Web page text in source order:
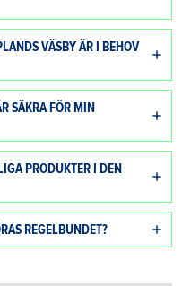
VÄSBY ÄR I BEHOV
SÄKRA FÖR MIN
PRODUKTER I DEN
REGELBUNDET?